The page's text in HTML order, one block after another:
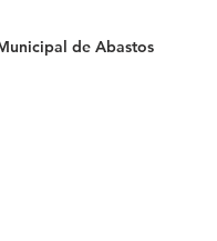
de Abastos